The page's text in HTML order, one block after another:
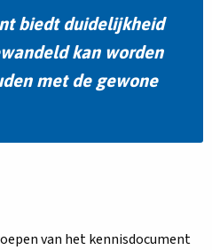
biedt duidelijkheid
kan worden
met de gewone
van het kennisdocument